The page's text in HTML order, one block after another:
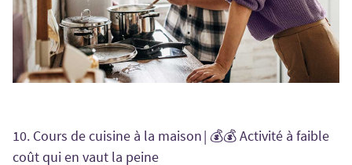
10. Cours de cuisine à la maison | 💰💰 Activité à faible
coût qui en vaut la peine